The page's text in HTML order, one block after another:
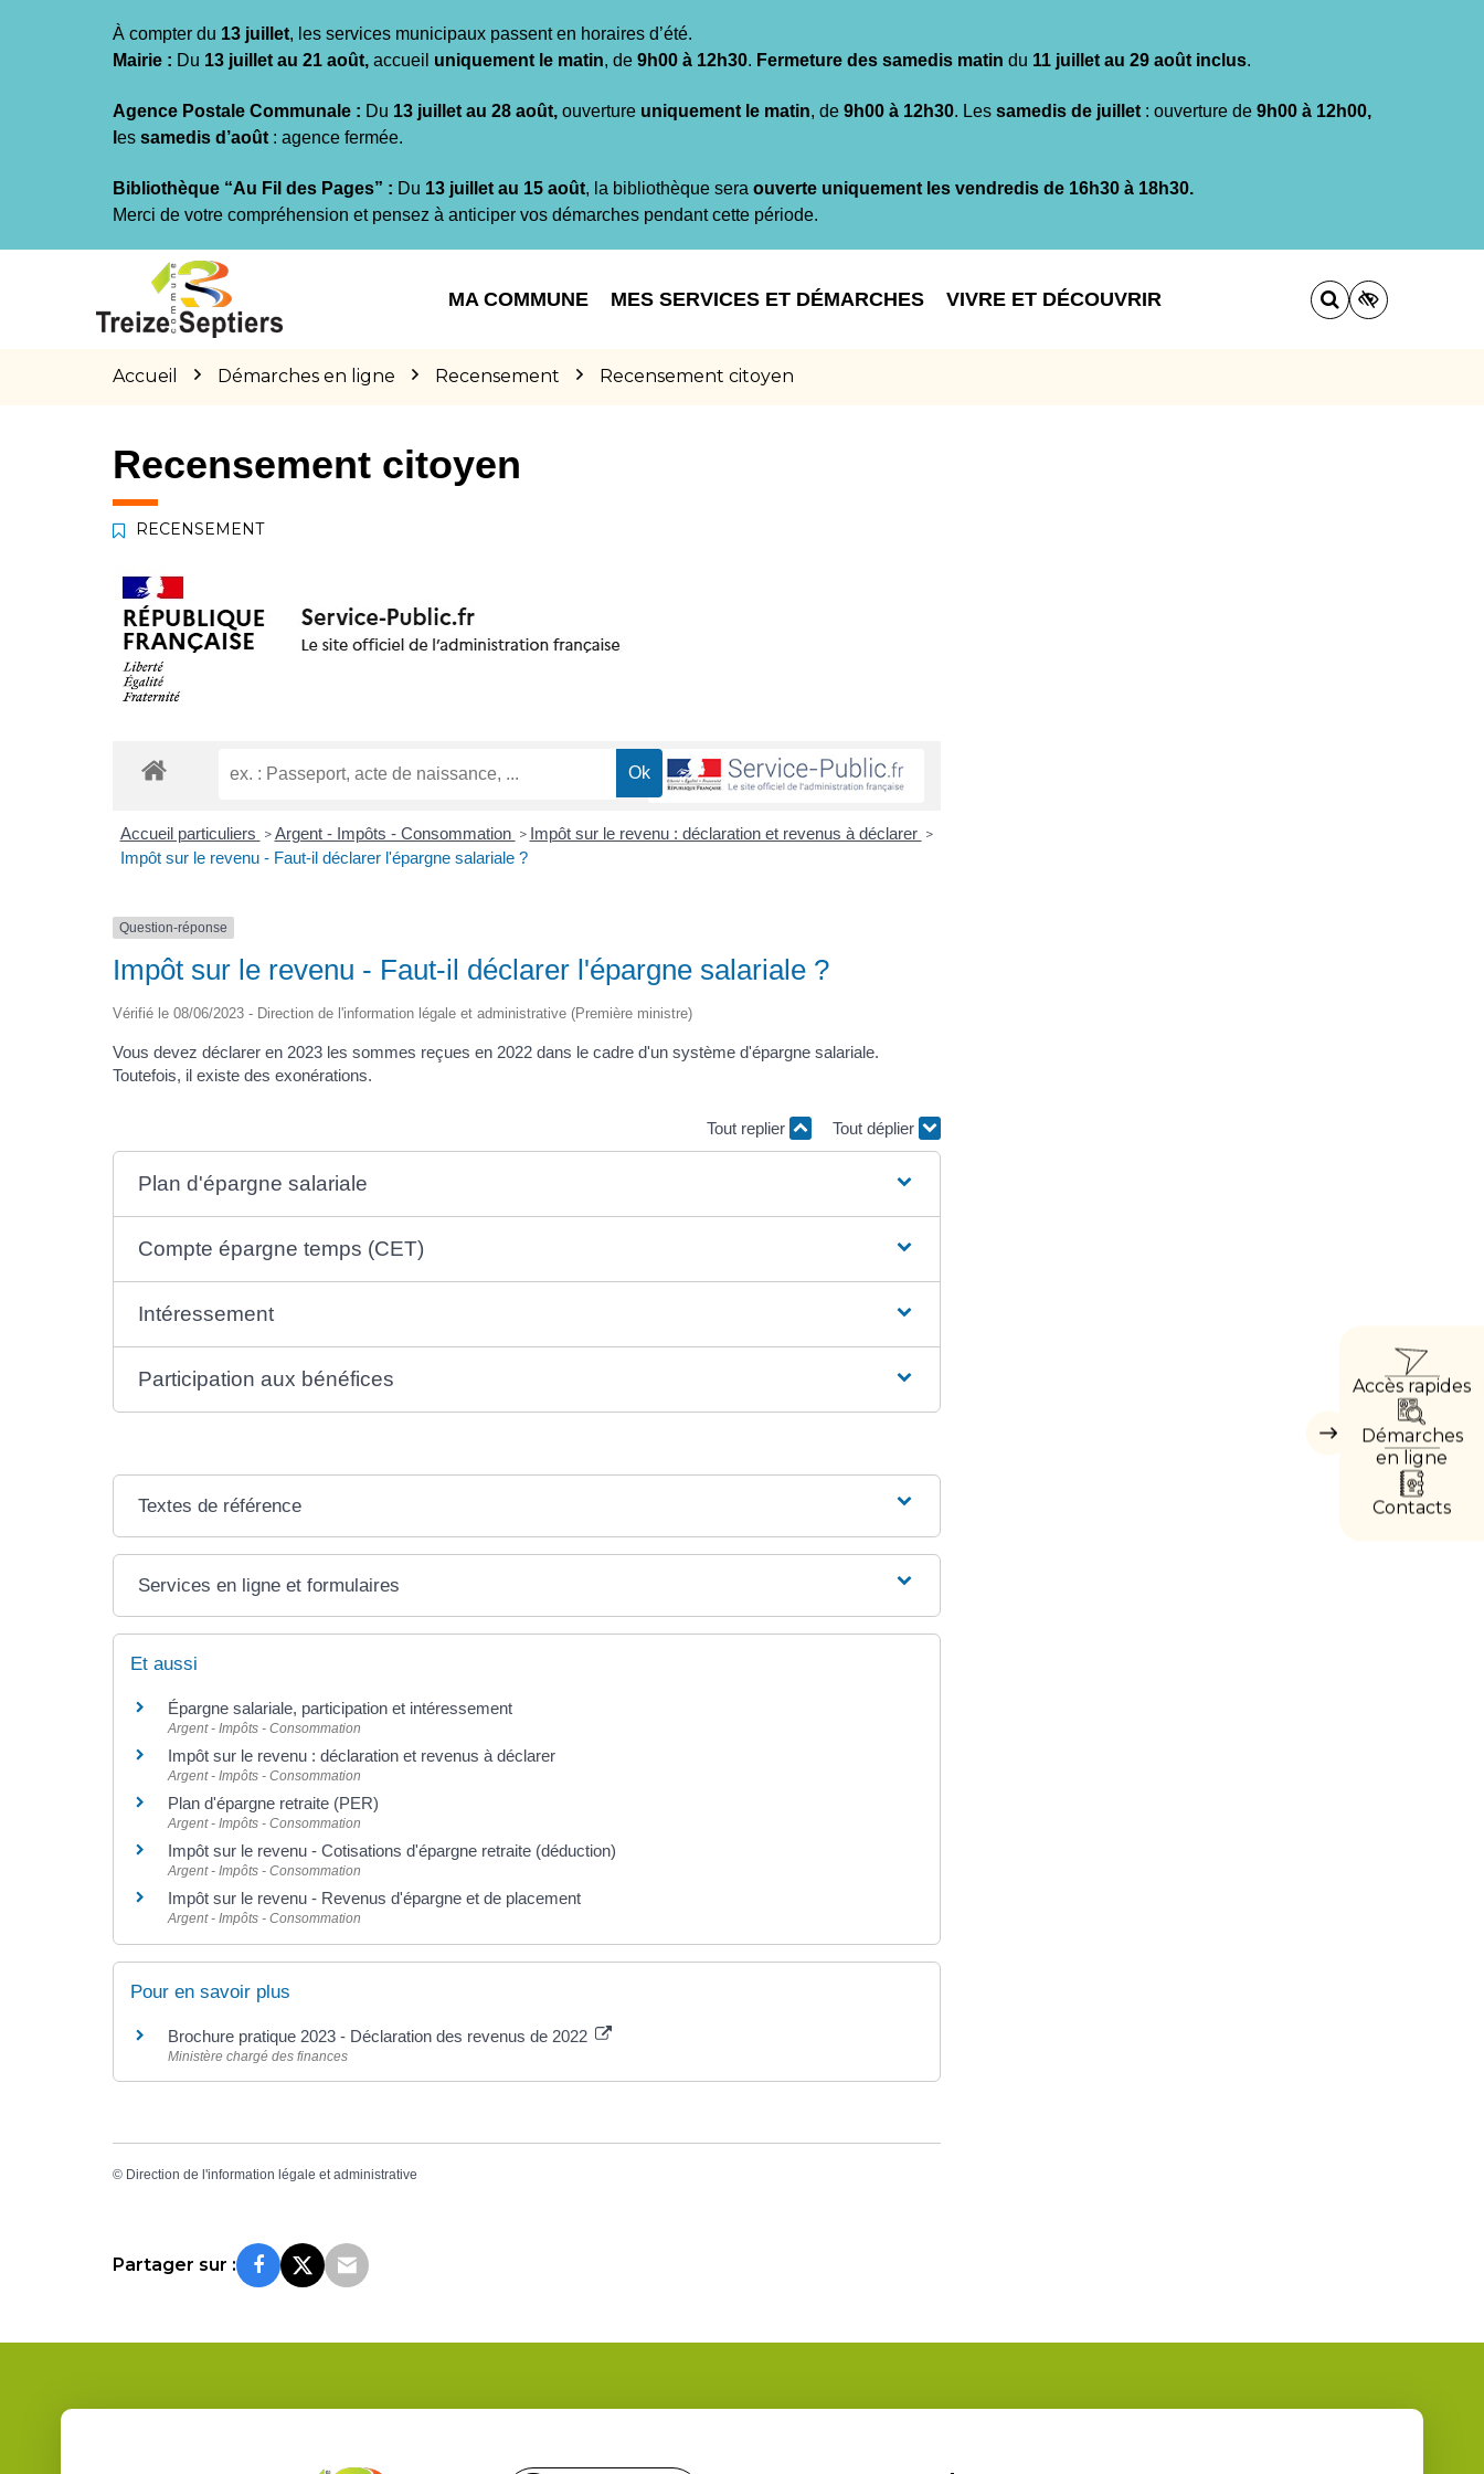
À compter du 13 juillet, les services municipaux passent en horaires d’été.
Mairie : Du 13 juillet au 21 août, accueil uniquement le matin, de 9h00 à 12h30. Fermeture des samedis matin du 11 juillet au 29 août inclus.
Agence Postale Communale : Du 13 juillet au 28 août, ouverture uniquement le matin, de 9h00 à 12h30. Les samedis de juillet : ouverture de 9h00 à 12h00,
es samedis d’août : agence fermée.
Bibliothèque “Au Fil des Pages” : Du 13 juillet au 15 août, la bibliothèque sera ouverte uniquement les vendredis de 16h30 à 18h30.
Merci de votre compréhension et pensez à anticiper vos démarches pendant cette période.
MA COMMUNE MES SERVICES ET DÉMARCHES VIVRE ET DÉCOUVRIR
Accueil Démarches en ligne Recensement Recensement citoyen
Masquer
Accès rapides
Démarches
en ligne
Contacts
Recensement citoyen
RECENSEMENT
Accueil particuliers > Argent - Impôts - Consommation > Impôt sur le revenu : déclaration et revenus à déclarer >
Impôt sur le revenu - Faut-il déclarer l'épargne salariale ?
Question-réponse
Impôt sur le revenu - Faut-il déclarer l'épargne salariale ?
Vérifié le 08/06/2023 - Direction de l'information légale et administrative (Première ministre)
Vous devez déclarer en 2023 les sommes reçues en 2022 dans le cadre d'un système d'épargne salariale.
Toutefois, il existe des exonérations.
Tout replier Tout déplier
Plan d'épargne salariale
Compte épargne temps (CET)
Intéressement
Participation aux bénéfices
Textes de référence
Services en ligne et formulaires
Et aussi
Épargne salariale, participation et intéressement
Argent - Impôts - Consommation
Impôt sur le revenu : déclaration et revenus à déclarer
Argent - Impôts - Consommation
Plan d'épargne retraite (PER)
Argent - Impôts - Consommation
Impôt sur le revenu - Cotisations d'épargne retraite (déduction)
Argent - Impôts - Consommation
Impôt sur le revenu - Revenus d'épargne et de placement
Argent - Impôts - Consommation
Pour en savoir plus
Brochure pratique 2023 - Déclaration des revenus de 2022
Ministère chargé des finances
© Direction de l'information légale et administrative
Partager sur :